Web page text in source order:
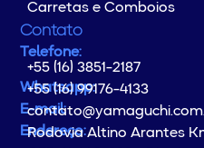
Carretas e Comboios
Contato
Telefone:
+55 (16) 3851-2187
Whatsapp:
+55 (16) 99176-4133
E-mail:
Endereço:
Rodovia Altino Arantes